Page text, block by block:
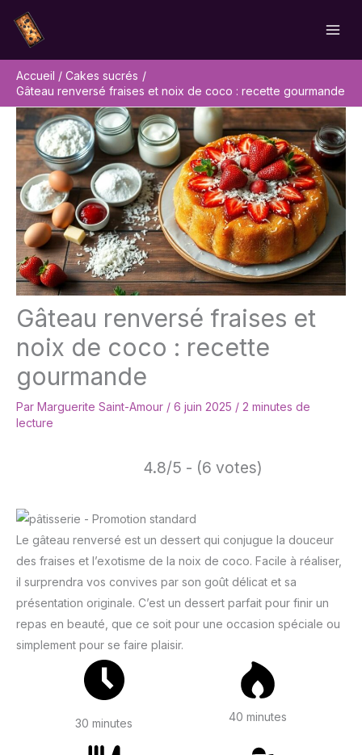
contenu
Accueil
Cakes sucrés
Gâteau renversé fraises et noix de coco : recette gourmande
Gâteau renversé fraises et
noix de coco : recette
gourmande
Par Marguerite Saint-Amour / 6 juin 2025 / 2 minutes de
lecture
4.8/5 - (6 votes)
Le gâteau renversé est un dessert qui conjugue la douceur
des fraises et l’exotisme de la noix de coco. Facile à réaliser,
il surprendra vos convives par son goût délicat et sa
présentation originale. C’est un dessert parfait pour finir un
repas en beauté, que ce soit pour une occasion spéciale ou
simplement pour se faire plaisir.
30 minutes 40 minutes
Rechercher